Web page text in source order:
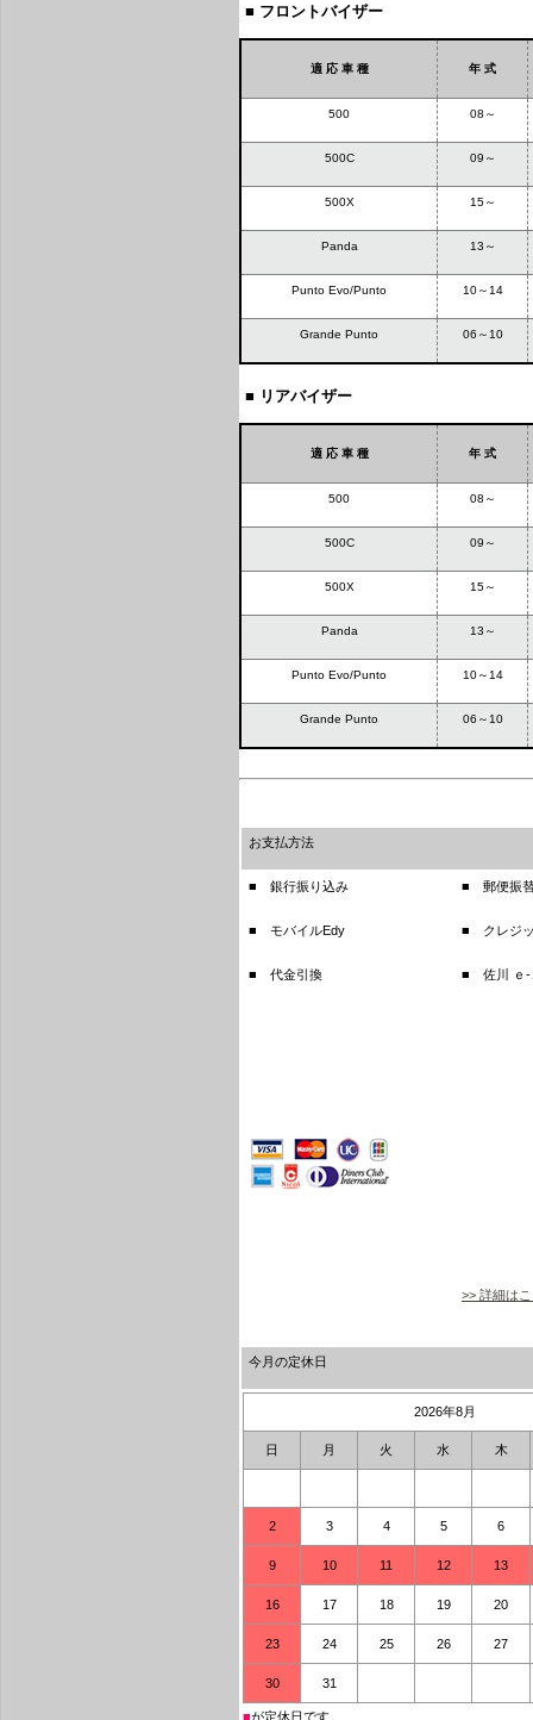
■ フロントバイザー
適 応 車 種 年 式
500 08～
500C 09～
500X 15～
Panda 13～
Punto Evo/Punto 10～14
Grande Punto 06～10
■ リアバイザー
適 応 車 種 年 式
500 08～
500C 09～
500X 15～
Panda 13～
Punto Evo/Punto 10～14
Grande Punto 06～10
お支払方法
■ 銀行振り込み ■ 郵便振
■ モバイルEdy ■ クレジ
■ 代金引換 ■ 佐川 ｅ-
>> 詳細は
今月の定休日
2026年8月
日 月 火 水 木
2 3 4 5 6
9 10 11 12 13
16 17 18 19 20
23 24 25 26 27
30 31
■が定休日です。